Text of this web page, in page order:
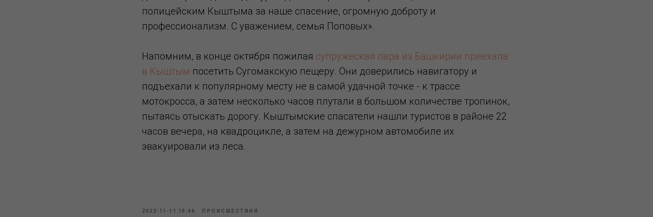
полицейским Кыштыма за наше спасение, огромную доброту и
профессионализм. С уважением, семья Поповых».
Напомним, в конце октября пожилая супружеская пара из Башкирии приехала
в Кыштым посетить Сугомакскую пещеру. Они доверились навигатору и
подъехали к популярному месту не в самой удачной точке - к трассе
мотокросса, а затем несколько часов плутали в большом количестве тропинок,
пытаясь отыскать дорогу. Кыштымские спасатели нашли туристов в районе 22
часов вечера, на квадроцикле, а затем на дежурном автомобиле их
эвакуировали из леса.
2022-11-11 10:46 ПРОИСШЕСТВИЯ